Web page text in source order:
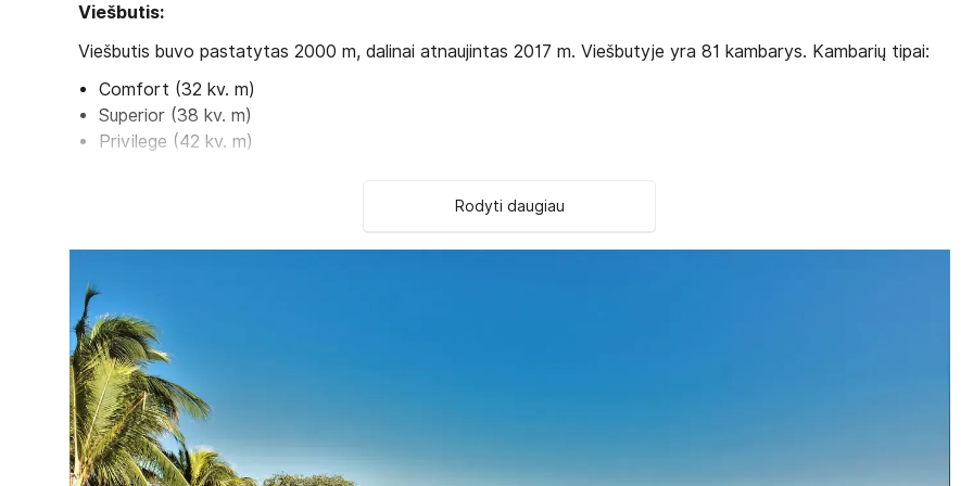
Viešbutis:
Viešbutis buvo pastatytas 2000 m, dalinai atnaujintas 2017 m. Viešbutyje yra 81 kambarys. Kambarių tipai:
Comfort (32 kv. m)
Superior (38 kv. m)
Privilege (42 kv. m)
Dušas
Oro kondicionierius
Belaidis internetas
Seifas
Telefonas
Televizorius
Mini baras
Balkonas arba terasa
Rodyti daugiau